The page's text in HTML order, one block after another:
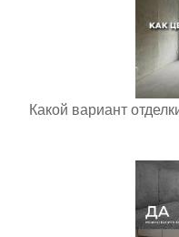
Какой вариант